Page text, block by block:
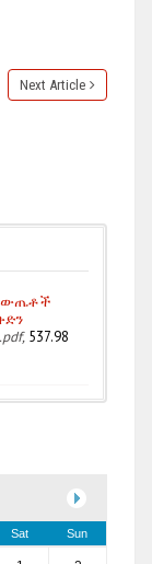
Next Article
ውጤቶች
.pdf, 537.98
Sat Sun